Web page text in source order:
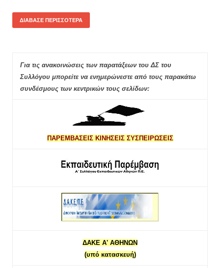
ΔΙΆΒΑΣΕ ΠΕΡΙΣΣΌΤΕΡΑ
Για τις ανακοινώσεις των παρατάξεων του ΔΣ του
Συλλόγου μπορείτε να ενημερώνεστε από τους παρακάτω
συνδέσμους των κεντρικών τους σελίδων:
ΠΑΡΕΜΒΑΣΕΙΣ ΚΙΝΗΣΕΙΣ ΣΥΣΠΕΙΡΩΣΕΙΣ
ΔΑΚΕ Α' ΑΘΗΝΩΝ
(υπό κατασκευή)